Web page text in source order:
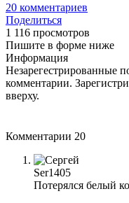
20 комментариев
Поделиться
1 116 просмотров
Пишите в форме ниже
Информация
Незарегестрированные
комментарии.
вверху.
Комментарии 20
Ser1405
Потерялся белый